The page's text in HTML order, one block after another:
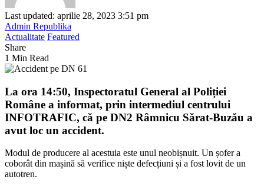
Last updated: aprilie 28, 2023 3:51 pm
Admin Republika
Actualitate Featured
Share
1 Min Read
La ora 14:50, Inspectoratul General al Poliției
Române a informat, prin intermediul centrului
INFOTRAFIC, că pe DN2 Râmnicu Sărat-Buzău a
avut loc un accident.
Modul de producere al acestuia este unul neobișnuit. Un șofer a
coborât din mașină să verifice niște defecțiuni și a fost lovit de un
autotren.